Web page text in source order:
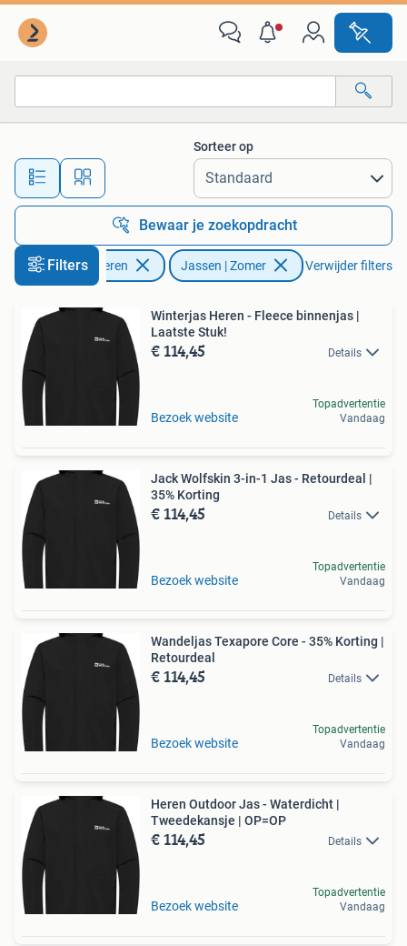
Alle afstanden…
Sorteer op
Bewaar je zoekopdracht
Filters
Kleding | Heren Jassen | Zomer Verwijder filters
Winterjas Heren - Fleece binnenjas |
Laatste Stuk!
€ 114,45 Details
Bezoek website
Topadvertentie
Vandaag
Jack Wolfskin 3-in-1 Jas - Retourdeal |
35% Korting
€ 114,45 Details
Bezoek website
Topadvertentie
Vandaag
Wandeljas Texapore Core - 35% Korting |
Retourdeal
€ 114,45 Details
Bezoek website
Topadvertentie
Vandaag
Heren Outdoor Jas - Waterdicht |
Tweedekansje | OP=OP
€ 114,45 Details
Bezoek website
Topadvertentie
Vandaag